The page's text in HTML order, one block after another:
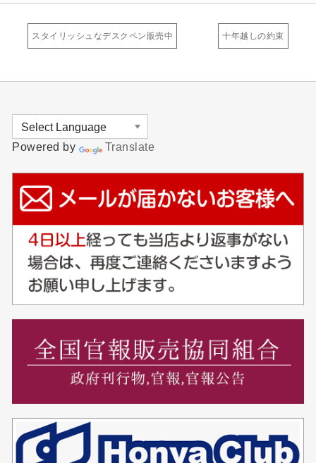
スタイリッシュなデスクペン販売中 十年越しの約束
Powered by Translate